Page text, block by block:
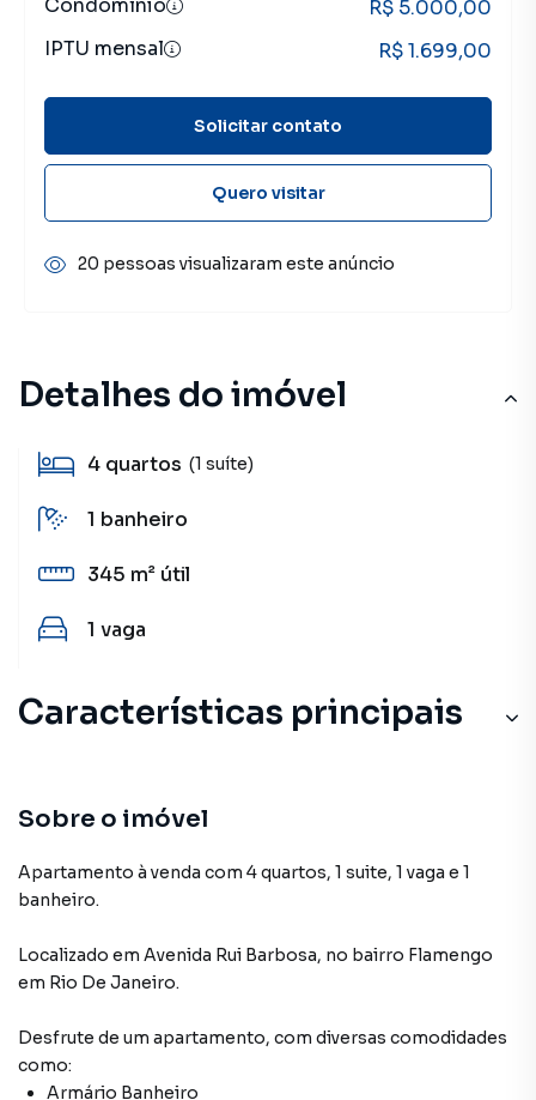
Detalhes do imóvel
4 quartos (1 suíte)
1 banheiro
345 m² útil
1 vaga
Características principais
Sobre o imóvel
Apartamento à venda com 4 quartos, 1 suite, 1 vaga e 1
banheiro.
Localizado em Avenida Rui Barbosa, no bairro Flamengo
em Rio De Janeiro.
Desfrute de um apartamento, com diversas comodidades
como:
Armário Banheiro
Condomínio
R$ 5.000,00
IPTU mensal
R$ 1.699,00
Solicitar contato
Quero visitar
20 pessoas visualizaram este anúncio